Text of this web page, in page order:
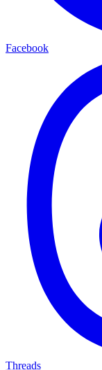
Facebook
Threads